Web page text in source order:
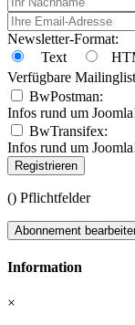
Newsletter-Format:
Text
Verfügbare
BwPostman:
Infos rund um
BwTransifex:
Infos rund um
Registrieren
() Pflichtfelder
Abonnement
Information
×